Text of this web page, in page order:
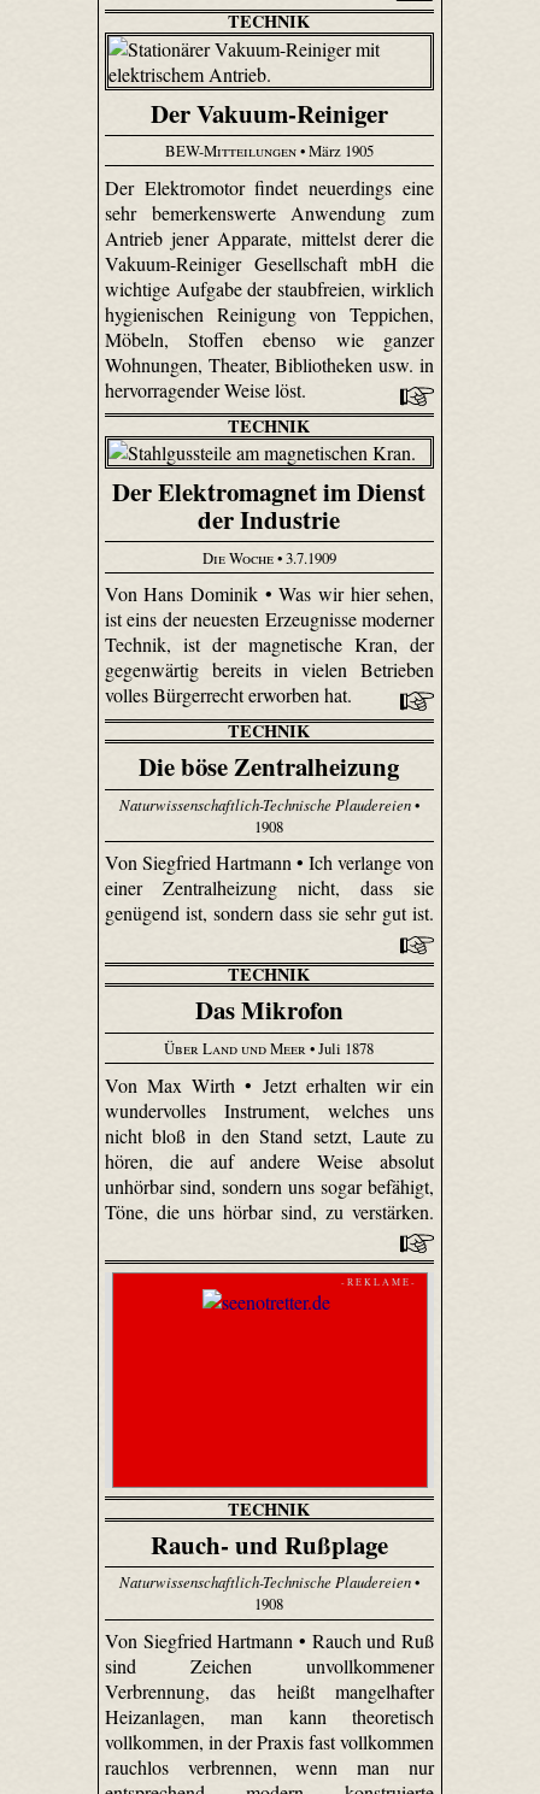
TECHNIK
Der Vakuum-Reiniger
BEW-Mitteilungen• März 1905
Der Elektromotor findet neuerdings eine
sehr bemerkenswerte Anwendung zum
Antrieb jener Apparate, mittelst derer die
Vakuum-Reiniger Gesellschaft mbH die
wichtige Aufgabe der staubfreien, wirklich
hygienischen Reinigung von Teppichen,
Möbeln, Stoffen ebenso wie ganzer
Wohnungen, Theater, Bibliotheken usw. in
hervorragender Weise löst.
TECHNIK
Der Elektromagnet im Dienst
der Industrie
Die Woche• 3.7.1909
Von Hans Dominik • Was wir hier sehen,
ist eins der neuesten Erzeugnisse moderner
Technik, ist der magnetische Kran, der
gegenwärtig bereits in vielen Betrieben
volles Bürgerrecht erworben hat.
TECHNIK
Die böse Zentralheizung
Naturwissenschaftlich-Technische Plaudereien•
1908
Von Siegfried Hartmann • Ich verlange von
einer Zentralheizung nicht, dass sie
genügend ist, sondern dass sie sehr gut ist.
TECHNIK
Das Mikrofon
Über Land und Meer• Juli 1878
Von Max Wirth • Jetzt erhalten wir ein
wundervolles Instrument, welches uns
nicht bloß in den Stand setzt, Laute zu
hören, die auf andere Weise absolut
unhörbar sind, sondern uns sogar befähigt,
Töne, die uns hörbar sind, zu verstärken.
- R E K L A M E -
TECHNIK
Rauch- und Rußplage
Naturwissenschaftlich-Technische Plaudereien•
1908
Von Siegfried Hartmann • Rauch und Ruß
sind Zeichen unvollkommener
Verbrennung, das heißt mangelhafter
Heizanlagen, man kann theoretisch
vollkommen, in der Praxis fast vollkommen
rauchlos verbrennen, wenn man nur